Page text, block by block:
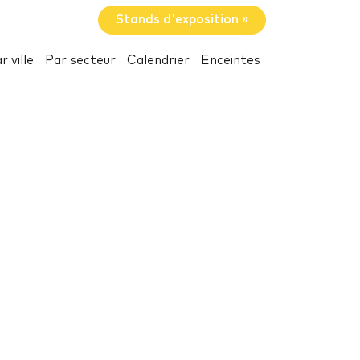
Stands d'exposition »
ville Par secteur Calendrier Enceintes